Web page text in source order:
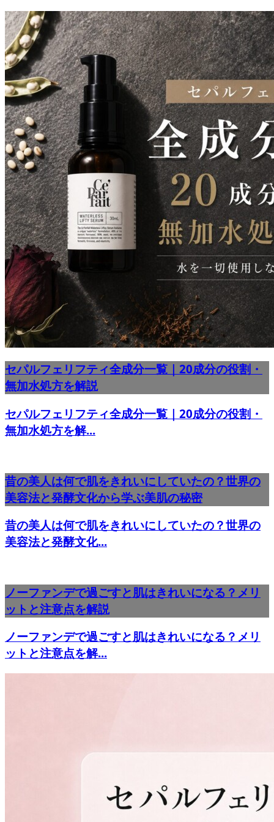
セパルフェリフティ全成分一覧｜20成分の役割・
無加水処方を解説
セパルフェリフティ全成分一覧｜20成分の役割・
無加水処方を解...
昔の美人は何で肌をきれいにしていたの？世界の
美容法と発酵文化から学ぶ美肌の秘密
昔の美人は何で肌をきれいにしていたの？世界の
美容法と発酵文化...
ノーファンデで過ごすと肌はきれいになる？メリ
ットと注意点を解説
ノーファンデで過ごすと肌はきれいになる？メリ
ットと注意点を解...